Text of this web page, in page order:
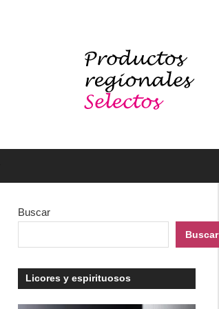
Buscar
Buscar
Licores y espirituosos